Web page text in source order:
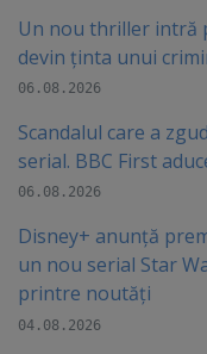
Un nou thriller intră
devin ținta unui
06.08.2026
Scandalul care a
serial. BBC First
06.08.2026
Disney+ anunță
un nou serial Star
printre noutăți
04.08.2026